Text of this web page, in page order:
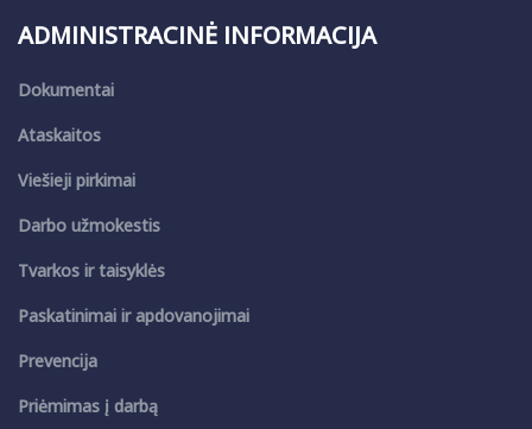
ADMINISTRACINĖ INFORMACIJA
Dokumentai
Ataskaitos
Viešieji pirkimai
Darbo užmokestis
Tvarkos ir taisyklės
Paskatinimai ir apdovanojimai
Prevencija
Priėmimas į darbą